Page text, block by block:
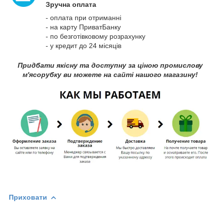
Зручна оплата
- оплата при отриманні
- на карту ПриватБанку
- по безготівковому розрахунку
- у кредит до 24 місяців
Придбати якісну та доступну за ціною промислову
м'ясорубку ви можете на сайті нашого магазину!
Приховати